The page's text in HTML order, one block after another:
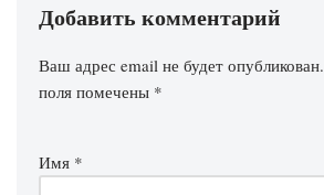
Добавить комментарий
Ваш адрес email не будет опубликован.
поля помечены *
Имя *